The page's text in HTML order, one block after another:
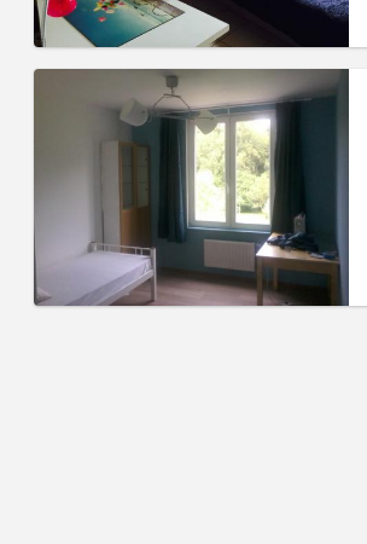
Practical Info
Practical Info
85 €
10 months